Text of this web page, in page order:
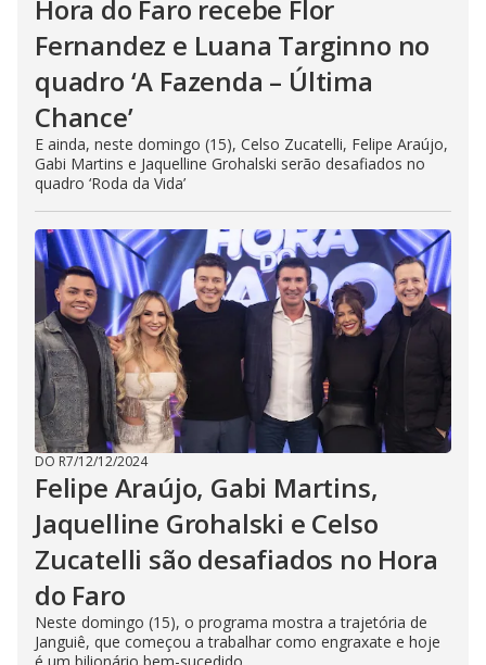
Hora do Faro recebe Flor
Fernandez e Luana Targinno no
quadro ‘A Fazenda – Última
Chance’
E ainda, neste domingo (15), Celso Zucatelli, Felipe Araújo,
Gabi Martins e Jaquelline Grohalski serão desafiados no
quadro ‘Roda da Vida’
DO R7/12/12/2024
Felipe Araújo, Gabi Martins,
Jaquelline Grohalski e Celso
Zucatelli são desafiados no Hora
do Faro
Neste domingo (15), o programa mostra a trajetória de
Janguiê, que começou a trabalhar como engraxate e hoje